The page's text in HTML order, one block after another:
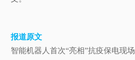
报道原文
智能机器人首次“亮相”抗疫保电现场